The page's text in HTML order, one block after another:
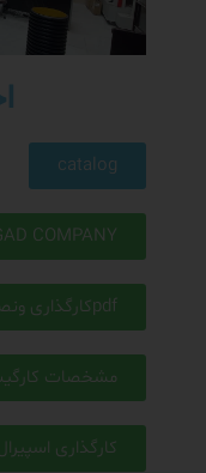
catalog
COMPANY
pdfکارگذاری ونصب
مشخصات
کارگذاری